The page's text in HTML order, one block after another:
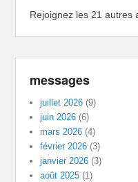
Rejoignez les 21 autres
messages
juillet 2026 (9)
juin 2026 (6)
mars 2026 (4)
février 2026 (3)
janvier 2026 (3)
août 2025 (1)